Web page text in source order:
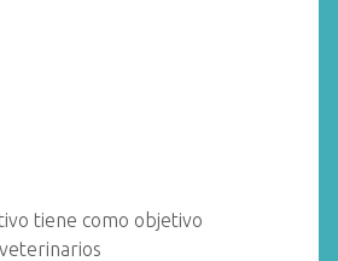
tiene como objetivo